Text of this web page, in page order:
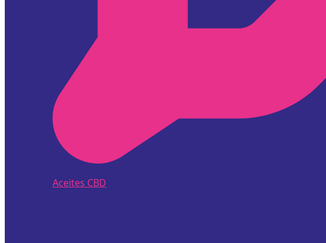
Aceites CBD